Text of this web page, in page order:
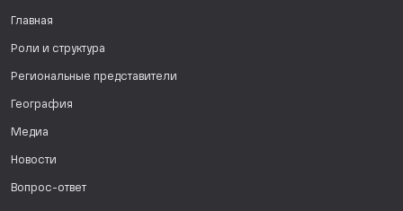
Главная
Роли и структура
Региональные представители
География
Медиа
Новости
Вопрос-ответ